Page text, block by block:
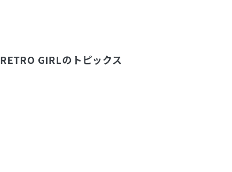
RETRO GIRLのトピックス